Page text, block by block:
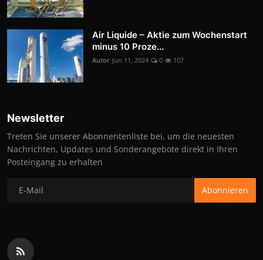
Air Liquide – Aktie zum Wochenstart
minus 10 Proze...
Autor Jun 11, 2024 0 107
Newsletter
Treten Sie unserer Abonnentenliste bei, um die neuesten
Nachrichten, Updates und Sonderangebote direkt in Ihren
Posteingang zu erhalten
Abonnieren